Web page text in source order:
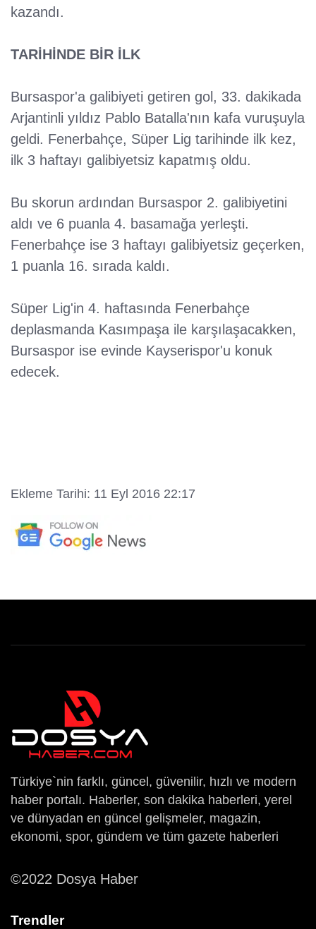
kazandı.
TARİHİNDE BİR İLK
Bursaspor'a galibiyeti getiren gol, 33. dakikada
Arjantinli yıldız Pablo Batalla'nın kafa vuruşuyla
geldi. Fenerbahçe, Süper Lig tarihinde ilk kez,
ilk 3 haftayı galibiyetsiz kapatmış oldu.
Bu skorun ardından Bursaspor 2. galibiyetini
aldı ve 6 puanla 4. basamağa yerleşti.
Fenerbahçe ise 3 haftayı galibiyetsiz geçerken,
1 puanla 16. sırada kaldı.
Süper Lig'in 4. haftasında Fenerbahçe
deplasmanda Kasımpaşa ile karşılaşacakken,
Bursaspor ise evinde Kayserispor'u konuk
edecek.
Ekleme Tarihi: 11 Eyl 2016 22:17
Türkiye`nin farklı, güncel, güvenilir, hızlı ve modern
haber portalı. Haberler, son dakika haberleri, yerel
ve dünyadan en güncel gelişmeler, magazin,
ekonomi, spor, gündem ve tüm gazete haberleri
©2022 Dosya Haber
Trendler